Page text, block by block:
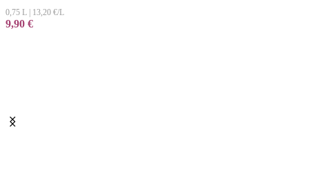
0,75 L 13,20 €/L
9,90 €